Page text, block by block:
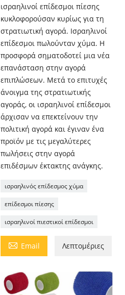
ισραηλινοί επίδεσμοι πίεσης
κυκλοφορούσαν κυρίως για τη
στρατιωτική αγορά. Ισραηλινοί
επίδεσμοι πωλούνταν χύμα. Η
προσφορά σηματοδοτεί μια νέα
επανάσταση στην αγορά
επιπλώσεων. Μετά το επιτυχές
άνοιγμα της στρατιωτικής
αγοράς, οι ισραηλινοί επίδεσμοι
άρχισαν να επεκτείνουν την
πολιτική αγορά και έγιναν ένα
προϊόν με τις μεγαλύτερες
πωλήσεις στην αγορά
επιδέσμων έκτακτης ανάγκης.
ισραηλινός επίδεσμος χύμα
επίδεσμοι πίεσης
ισραηλινοί πιεστικοί επίδεσμοι
 Email Λεπτομέριες